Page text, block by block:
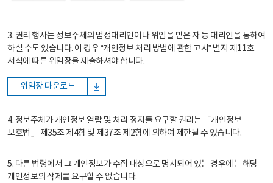
3. 권리 행사는 정보주체의 법정대리인이나 위임을 받은 자 등 대리인을 통하여
하실 수도 있습니다. 이 경우 “개인정보 처리 방법에 관한 고시” 별지 제11호
서식에 따른 위임장을 제출하셔야 합니다.
위임장 다운로드
4. 정보주체가 개인정보 열람 및 처리 정지를 요구할 권리는 「개인정보
보호법」 제35조 제4항 및 제37조 제2항에 의하여 제한될 수 있습니다.
5. 다른 법령에서 그 개인정보가 수집 대상으로 명시되어 있는 경우에는 해당
개인정보의 삭제를 요구할 수 없습니다.